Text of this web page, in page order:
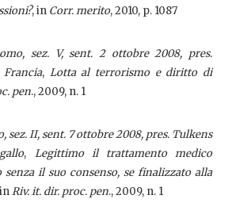
, in Corr. merito, 2010, p. 1087
sez. V, sent. 2 ottobre 2008, pres.
, Lotta al terrorismo e diritto di
pen., 2009, n. 1
sez. II, sent. 7 ottobre 2008, pres. Tulkens
, Legittimo il trattamento medico
il suo consenso, se finalizzato alla
Riv. it. dir. proc. pen., 2009, n. 1